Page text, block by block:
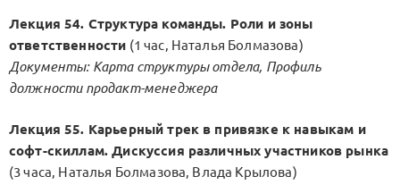
Лекция 54. Структура команды. Роли и зоны
ответственности (1 час, Наталья Болмазова)
Документы: Карта структуры отдела, Профиль
должности продакт-менеджера
Лекция 55. Карьерный трек в привязке к навыкам и
софт-скиллам. Дискуссия различных участников рынка
(3 часа, Наталья Болмазова, Влада Крылова)